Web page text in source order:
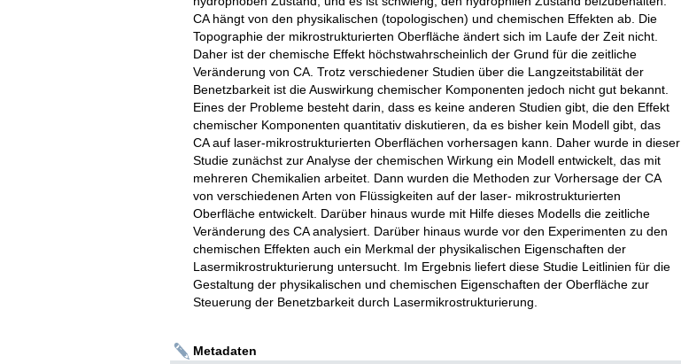
CA hängt von den physikalischen (topologischen) und chemischen Effekten ab. Die
Topographie der mikrostrukturierten Oberfläche ändert sich im Laufe der Zeit nicht.
Daher ist der chemische Effekt höchstwahrscheinlich der Grund für die zeitliche
Veränderung von CA. Trotz verschiedener Studien über die Langzeitstabilität der
Benetzbarkeit ist die Auswirkung chemischer Komponenten jedoch nicht gut bekannt.
Eines der Probleme besteht darin, dass es keine anderen Studien gibt, die den Effekt
chemischer Komponenten quantitativ diskutieren, da es bisher kein Modell gibt, das
CA auf laser-mikrostrukturierten Oberflächen vorhersagen kann. Daher wurde in dieser
Studie zunächst zur Analyse der chemischen Wirkung ein Modell entwickelt, das mit
mehreren Chemikalien arbeitet. Dann wurden die Methoden zur Vorhersage der CA
von verschiedenen Arten von Flüssigkeiten auf der laser- mikrostrukturierten
Oberfläche entwickelt. Darüber hinaus wurde mit Hilfe dieses Modells die zeitliche
Veränderung des CA analysiert. Darüber hinaus wurde vor den Experimenten zu den
chemischen Effekten auch ein Merkmal der physikalischen Eigenschaften der
Lasermikrostrukturierung untersucht. Im Ergebnis liefert diese Studie Leitlinien für die
Gestaltung der physikalischen und chemischen Eigenschaften der Oberfläche zur
Steuerung der Benetzbarkeit durch Lasermikrostrukturierung.
Metadaten